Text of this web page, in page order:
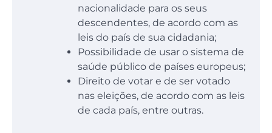
nacionalidade para os seus
descendentes, de acordo com as
leis do país de sua cidadania;
Possibilidade de usar o sistema de
saúde público de países europeus;
Direito de votar e de ser votado
nas eleições, de acordo com as leis
de cada país, entre outras.